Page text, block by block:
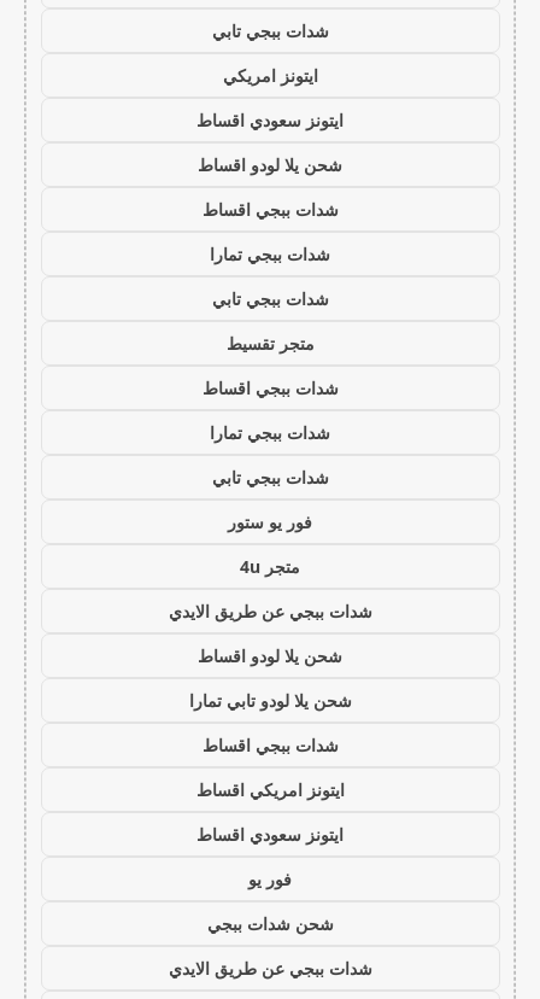
شدات ببجي تابي
ايتونز امريكي
ايتونز سعودي اقساط
شحن يلا لودو اقساط
شدات ببجي اقساط
شدات ببجي تمارا
شدات ببجي تابي
متجر تقسيط
شدات ببجي اقساط
شدات ببجي تمارا
شدات ببجي تابي
فور يو ستور
متجر 4u
شدات ببجي عن طريق الايدي
شحن يلا لودو اقساط
شحن يلا لودو تابي تمارا
شدات ببجي اقساط
ايتونز امريكي اقساط
ايتونز سعودي اقساط
فور يو
شحن شدات ببجي
شدات ببجي عن طريق الايدي